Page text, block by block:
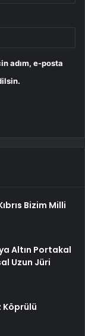
adım, e-posta
Bizim Milli
Altın Portakal
Uzun Jüri
Köprülü